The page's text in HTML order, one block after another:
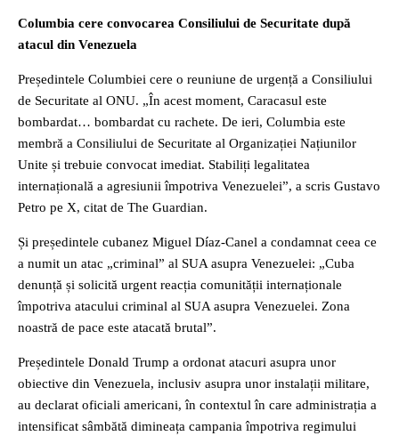
Columbia cere convocarea Consiliului de Securitate după
atacul din Venezuela
Președintele Columbiei cere o reuniune de urgență a Consiliului
de Securitate al ONU. „În acest moment, Caracasul este
bombardat… bombardat cu rachete. De ieri, Columbia este
membră a Consiliului de Securitate al Organizației Națiunilor
Unite și trebuie convocat imediat. Stabiliți legalitatea
internațională a agresiunii împotriva Venezuelei”, a scris Gustavo
Petro pe X, citat de The Guardian.
Și președintele cubanez Miguel Díaz-Canel a condamnat ceea ce
a numit un atac „criminal” al SUA asupra Venezuelei: „Cuba
denunță și solicită urgent reacția comunității internaționale
împotriva atacului criminal al SUA asupra Venezuelei. Zona
noastră de pace este atacată brutal”.
Președintele Donald Trump a ordonat atacuri asupra unor
obiective din Venezuela, inclusiv asupra unor instalații militare,
au declarat oficiali americani, în contextul în care administrația a
intensificat sâmbătă dimineața campania împotriva regimului